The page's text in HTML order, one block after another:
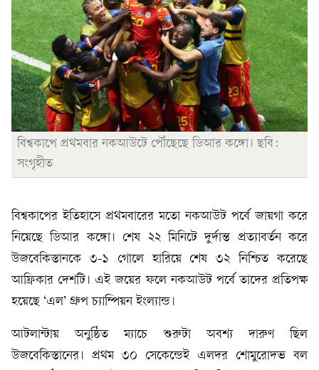
বিশ্বকাপে প্রথমবার নকআউটে পৌঁছেছে ডিআর কঙ্গো। ছবি:
সংগৃহীত
বিশ্বকাপের ইতিহাসে প্রথমবারের মতো নকআউট পর্বে জায়গা করে
নিয়েছে ডিআর কঙ্গো। শেষ ২২ মিনিটে দুর্দান্ত প্রত্যাবর্তন করে
উজবেকিস্তানকে ৩-১ গোলে হারিয়ে শেষ ৩২ নিশ্চিত করেছে
আফ্রিকার দেশটি। এই জয়ের ফলে নকআউট পর্বে তাদের প্রতিপক্ষ
হয়েছে ‘এল’ গ্রুপ চ্যাম্পিয়ন ইংল্যান্ড।
আটলান্টায় অনুষ্ঠিত ম্যাচে শুরুটা অবশ্য দারুণ ছিল
উজবেকিস্তানের। প্রথম ৩০ সেকেন্ডেই এলদর শোমুরোদভ বল